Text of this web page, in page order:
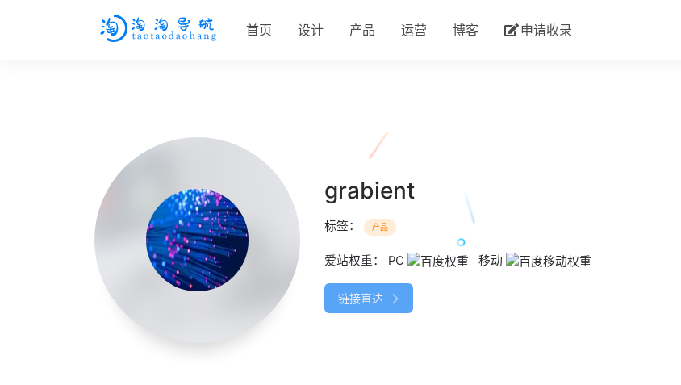
首页 设计 产品 运营 博客 申请收录
grabient
标签： 产品
爱站权重： PC 移动
链接直达